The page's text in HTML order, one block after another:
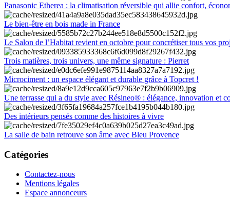
Panasonic Etherea : la climatisation réversible qui allie confort,
Le bien-être en bois made in France
Le Salon de l’Habitat revient en octobre pour concrétiser tous vos
Trois matières, trois univers, une même signature : Pierret
Microciment : un espace élégant et durable grâce à Topcret !
Une terrasse qui a du style avec Résineo® : élégance, innovation et
Des intérieurs pensés comme des histoires à vivre
La salle de bain retrouve son âme avec Bleu Provence
Catégories
Contactez-nous
Mentions légales
Espace annonceurs